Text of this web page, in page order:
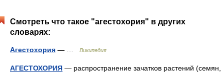
Смотреть что такое "агестохория" в других
словарях:
Агестохория — … Википедия
АГЕСТОХОРИЯ — распространение зачатков растений (семян,